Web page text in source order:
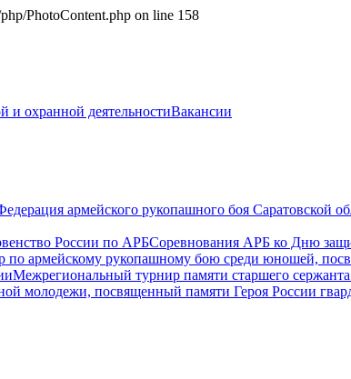
PhotoContent.php on line 158
и охранной деятельностиВакансии
армейского рукопашного боя Саратовской
России по АРБСоревнования АРБ ко Дню
армейскому рукопашному бою среди юношей,
Межрегиональный турнир памяти старшего
молодежи, посвященный памяти Героя России